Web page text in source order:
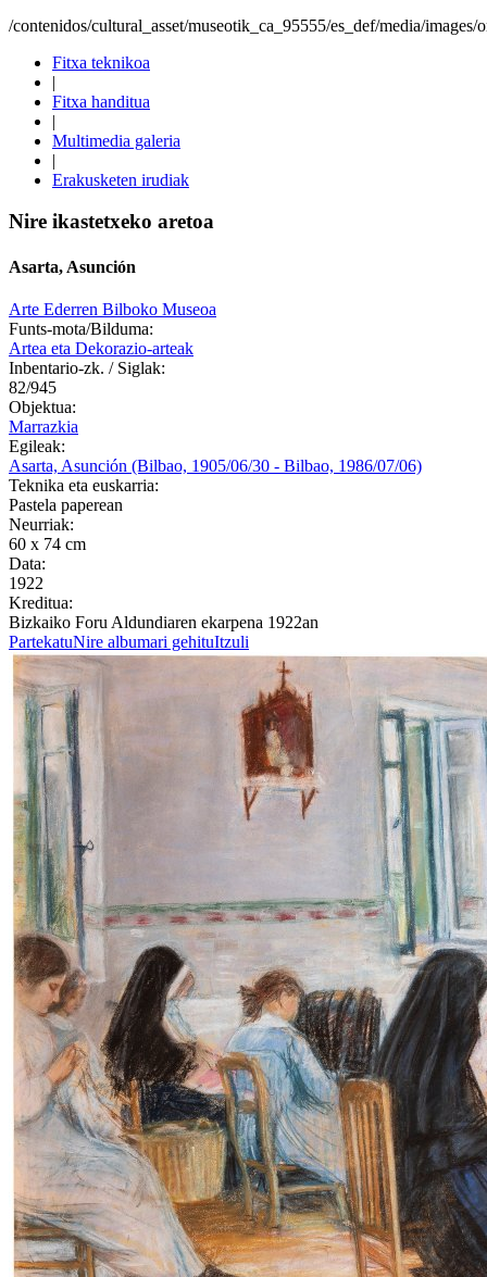
/contenidos/cultural_asset/museotik_ca_95555/es_def/media/images/
Fitxa teknikoa
|
Fitxa handitua
|
Multimedia galeria
|
Erakusketen irudiak
Nire ikastetxeko aretoa
Asarta, Asunción
Arte Ederren Bilboko Museoa
Funts-mota/Bilduma:
Artea eta Dekorazio-arteak
Inbentario-zk. / Siglak:
82/945
Objektua:
Marrazkia
Egileak:
Asarta, Asunción (Bilbao, 1905/06/30 - Bilbao, 1986/07/06)
Teknika eta euskarria:
Pastela paperean
Neurriak:
60 x 74 cm
Data:
1922
Kreditua:
Bizkaiko Foru Aldundiaren ekarpena 1922an
PartekatuNire albumari gehituItzuli